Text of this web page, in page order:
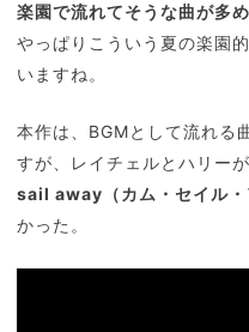
楽園で流れてそうな曲が多め
やっぱりこういう夏の楽園
いますね。
本作は、BGMとして流れる
すが、レイチェルとハリー
sail away（カム・セイル・
かった。